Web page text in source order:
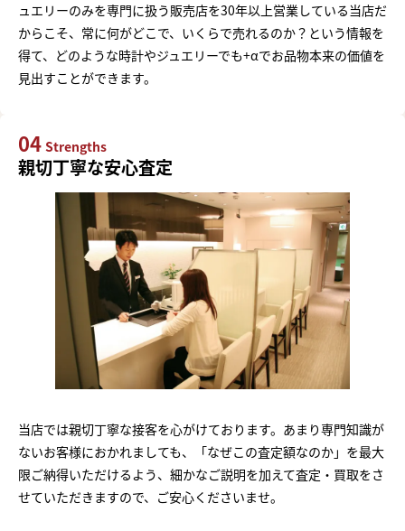
ュエリーのみを専門に扱う販売店を30年以上営業している当店だ
からこそ、常に何がどこで、いくらで売れるのか？という情報を
得て、どのような時計やジュエリーでも+αでお品物本来の価値を
見出すことができます。
04 Strengths
親切丁寧な安心査定
当店では親切丁寧な接客を心がけております。あまり専門知識が
ないお客様におかれましても、「なぜこの査定額なのか」を最大
限ご納得いただけるよう、細かなご説明を加えて査定・買取をさ
せていただきますので、ご安心くださいませ。